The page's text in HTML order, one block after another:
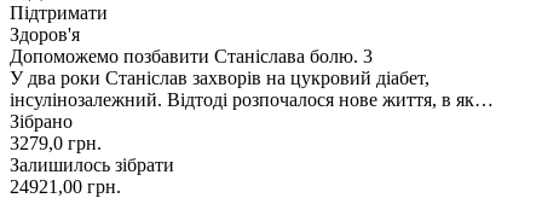
Підтримати
Здоров'я
Допоможемо позбавити Станіслава болю. 3
У два роки Станіслав захворів на цукровий діабет,
інсулінозалежний. Відтоді розпочалося нове життя, в як…
Зібрано
3279,0 грн.
Залишилось зібрати
24921,00 грн.